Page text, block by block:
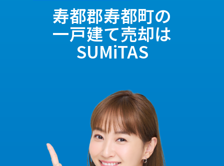
寿都郡寿都町の
一戸建て売却は
SUMiTAS